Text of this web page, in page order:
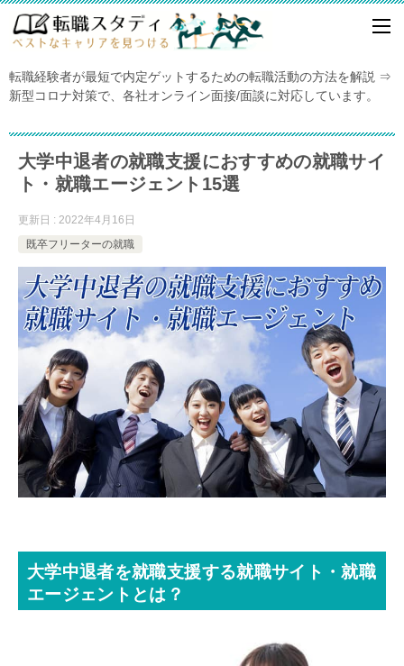
転職経験者が最短で内定ゲットするための転職活動の方法を解説 ⇒
新型コロナ対策で、各社オンライン面接/面談に対応しています。
大学中退者の就職支援におすすめの就職サイ
ト・就職エージェント15選
更新日 : 2022年4月16日
既卒フリーターの就職
大学中退者を就職支援する就職サイト・就職
エージェントとは？